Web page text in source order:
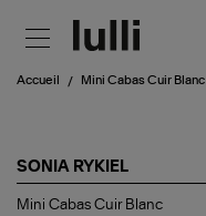
Accueil Mini Cabas Cuir Blanc
SONIA RYKIEL
Mini
Mini Cabas Cuir Blanc